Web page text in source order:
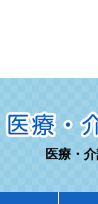
医療・